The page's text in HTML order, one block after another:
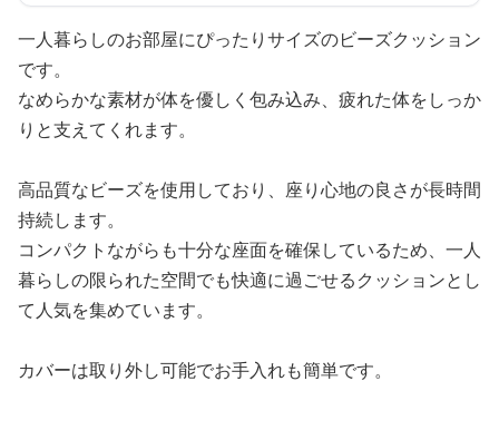
一人暮らしのお部屋にぴったりサイズのビーズクッション
です。
なめらかな素材が体を優しく包み込み、疲れた体をしっか
りと支えてくれます。
高品質なビーズを使用しており、座り心地の良さが長時間
持続します。
コンパクトながらも十分な座面を確保しているため、一人
暮らしの限られた空間でも快適に過ごせるクッションとし
て人気を集めています。
カバーは取り外し可能でお手入れも簡単です。